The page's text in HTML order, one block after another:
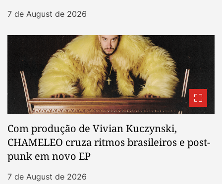
7 de August de 2026
Com produção de Vivian Kuczynski,
CHAMELEO cruza ritmos brasileiros e post-
punk em novo EP
7 de August de 2026